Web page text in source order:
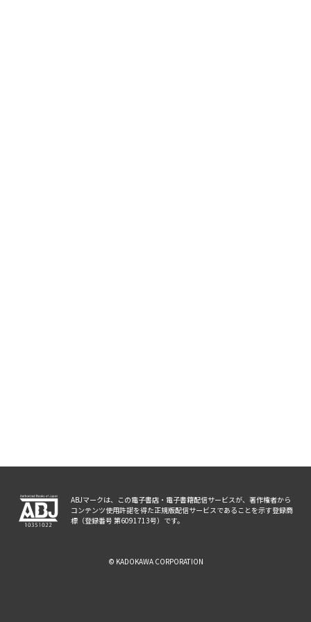
ABJマークは、この電子書店・電子書籍配信サービスが、著作権者から
コンテンツ使用許諾を得た正規版配信サービスであることを示す登録商
標（登録番号 第6091713号）です。
© KADOKAWA CORPORATION